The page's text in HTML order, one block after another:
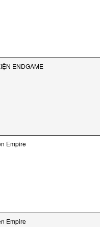
ENDGAME
Empire
Empire